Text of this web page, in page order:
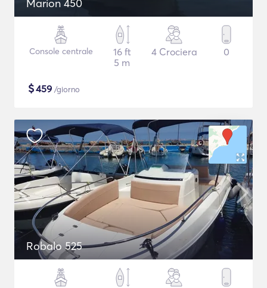
Marion 450
Console centrale
16 ft
5 m
4 Crociera 0
$459 /giorno
Robalo 525